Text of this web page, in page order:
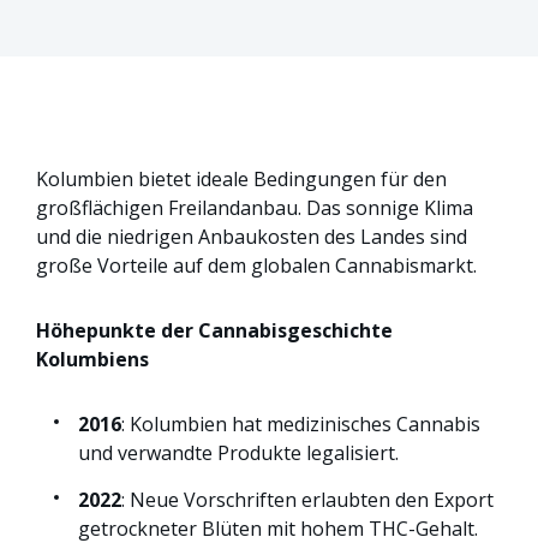
Kolumbien bietet ideale Bedingungen für den
großflächigen Freilandanbau. Das sonnige Klima
und die niedrigen Anbaukosten des Landes sind
große Vorteile auf dem globalen Cannabismarkt.
Höhepunkte der Cannabisgeschichte
Kolumbiens
2016: Kolumbien hat medizinisches Cannabis
und verwandte Produkte legalisiert.
2022: Neue Vorschriften erlaubten den Export
getrockneter Blüten mit hohem THC-Gehalt.